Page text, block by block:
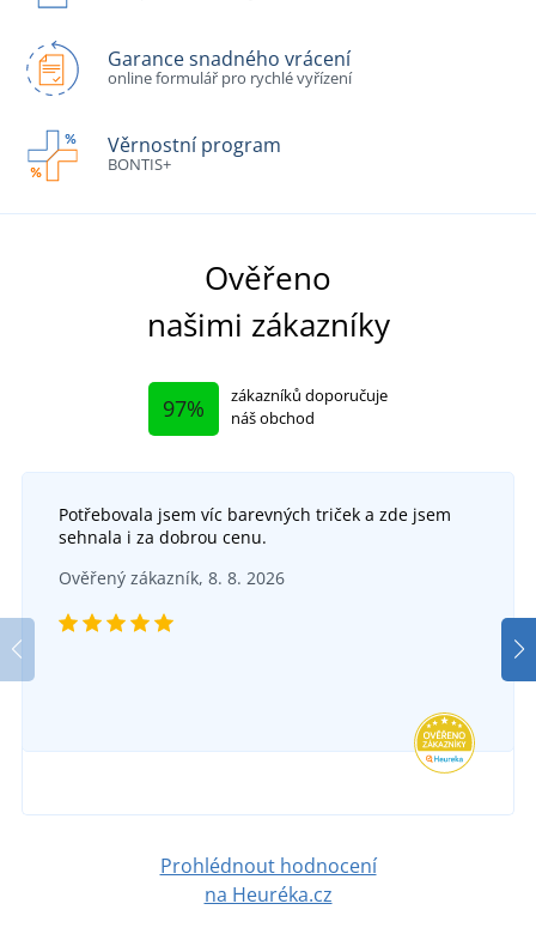
Garance snadného vrácení
online formulář pro rychlé vyřízení
Věrnostní program
BONTIS+
Ověřeno
našimi zákazníky
97%
zákazníků doporučuje
náš obchod
Potřebovala jsem víc barevných triček a zde jsem
sehnala i za dobrou cenu.
Ověřený zákazník, 8. 8. 2026
Prohlédnout hodnocení
na Heuréka.cz